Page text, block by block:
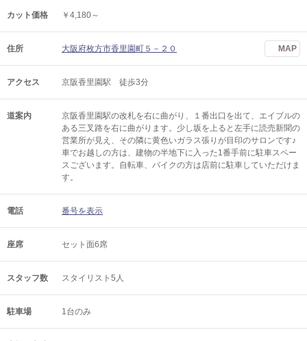
カット価格 ￥4,180～
住所 大阪府枚方市香里園町５－２０ MAP
アクセス 京阪香里園駅 徒歩3分
道案内
京阪香里園駅の改札を右に曲がり、１番出口を出て、エイブルの
ある三叉路を右に曲がります。少し坂を上ると左手に読売新聞の
営業所が見え、その隣に黄色いガラス張りが目印のサロンです♪
車でお越しの方は、建物の半地下に入った1番手前に駐車スペー
スございます。自転車、バイクの方は店前に駐車していただけま
す。
電話 番号を表示
座席 セット面6席
スタッフ数 スタイリスト5人
駐車場 1台のみ